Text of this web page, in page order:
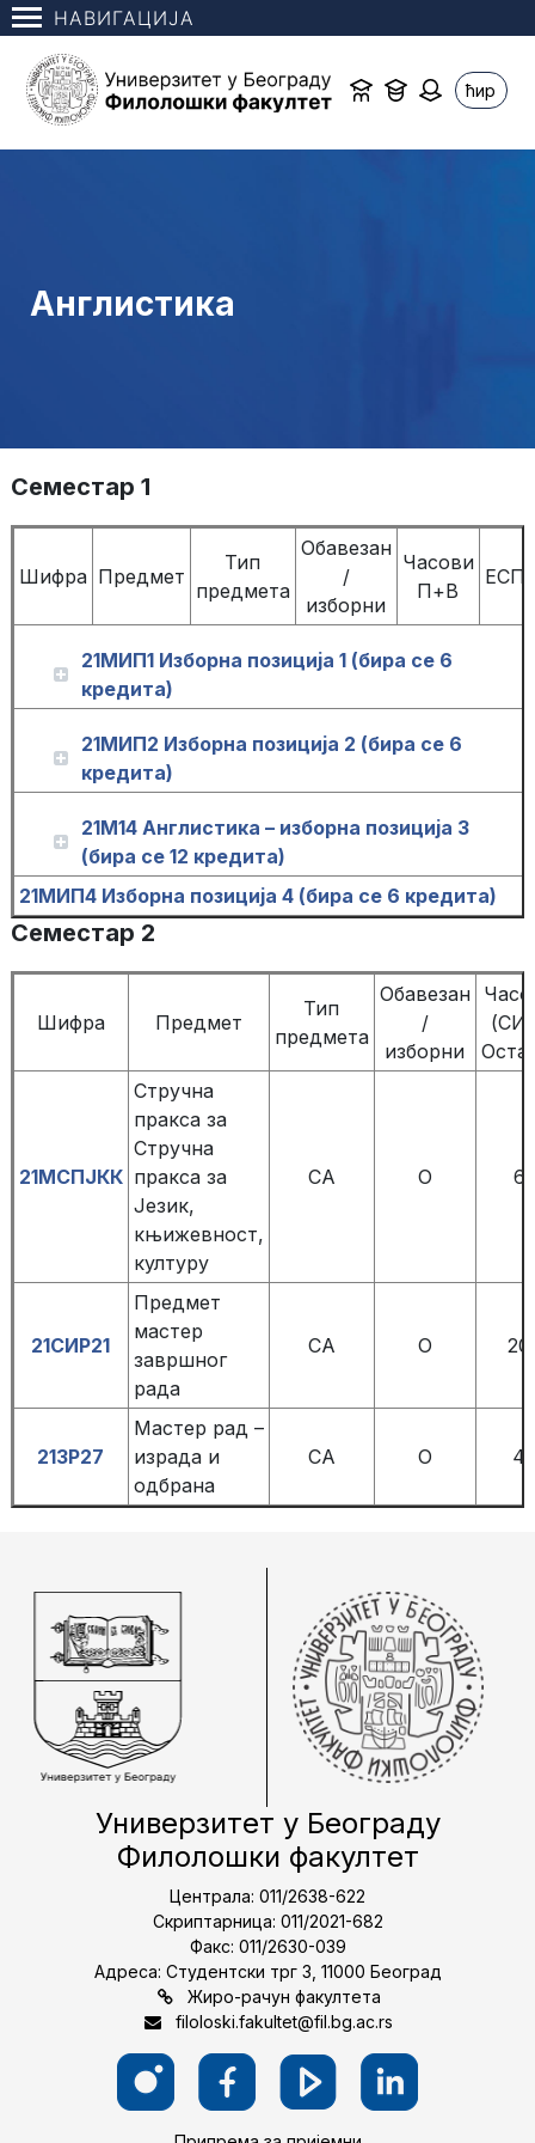
НАВИГАЦИЈА
ћир
Англистика
Семестар 1
Шифра Предмет
Тип
предмета
Обавезан
/
изборни
Часови
П+В
21МИП1 Изборна позиција 1 (бира се 6
кредита)
21МИП2 Изборна позиција 2 (бира се 6
кредита)
21М14 Англистика – изборна позиција 3
(бира се 12 кредита)
21МИП4 Изборна позиција 4 (бира се 6 кредита)
Семестар 2
Шифра Предмет
Тип
предмета
Обавезан
/
изборни
21МСПЈКК
Стручна
пракса за
Стручна
пракса за
Језик,
књижевност,
културу
СА О 6
21СИР21
Предмет
мастер
завршног
рада
СА О 20
21ЗР27
Мастер рад –
израда и
одбрана
СА О 4
Универзитет у Београду
Филолошки факултет
Централа: 011/2638-622
Скриптарница: 011/2021-682
Факс: 011/2630-039
Адреса: Студентски трг 3, 11000 Београд
Жиро-рачун факултета
filoloski.fakultet@fil.bg.ac.rs